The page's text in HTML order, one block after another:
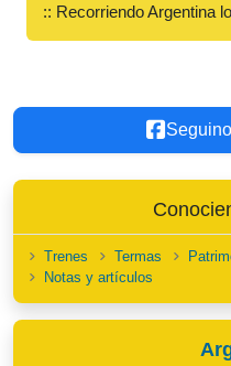
:: Recorriendo Argentina
Trenes Termas
Notas y artículos